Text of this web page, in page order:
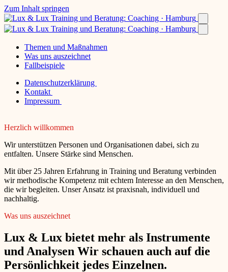
Zum Inhalt springen
Themen und Maßnahmen
Was uns auszeichnet
Fallbeispiele
Datenschutzerklärung
Kontakt
Impressum
Herzlich willkommen
Wir unterstützen Personen und Organisationen dabei, sich zu
entfalten. Unsere Stärke sind Menschen.
Mit über 25 Jahren Erfahrung in Training und Beratung verbinden
wir methodische Kompetenz mit echtem Interesse an den Menschen,
die wir begleiten. Unser Ansatz ist praxisnah, individuell und
nachhaltig.
Was uns auszeichnet
Lux & Lux bietet mehr als Instrumente
und Analysen Wir schauen auch auf die
Persönlichkeit jedes Einzelnen.